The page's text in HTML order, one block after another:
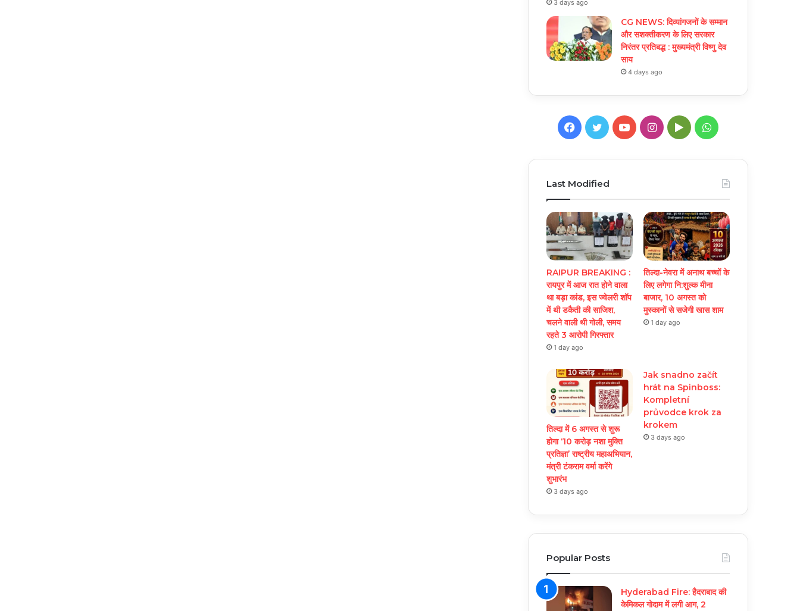
3 days ago
CG NEWS: दिव्यांगजनों के सम्मान
और सशक्तीकरण के लिए सरकार
निरंतर प्रतिबद्ध : मुख्यमंत्री विष्णु देव
साय
4 days ago
Facebook
TwitterYouTubeInstagram
GoogleWhatsApp
Last Modified
RAIPUR BREAKING :
रायपुर में आज रात होने वाला
था बड़ा कांड, इस ज्वेलरी शॉप
में थी डकैती की साजिश,
चलने वाली थी गोली, समय
रहते 3 आरोपी गिरफ्तार
1 day ago
तिल्दा-नेवरा में अनाथ बच्चों के
लिए लगेगा नि:शुल्क मीना
बाजार, 10 अगस्त को
मुस्कानों से सजेगी खास शाम
1 day ago
तिल्दा में 6 अगस्त से शुरू
होगा ‘10 करोड़ नशा मुक्ति
प्रतिज्ञा’ राष्ट्रीय महाअभियान,
मंत्री टंकराम वर्मा करेंगे
शुभारंभ
3 days ago
Jak snadno začít
hrát na Spinboss:
Kompletní
průvodce krok za
krokem
3 days ago
Popular Posts
Hyderabad Fire: हैदराबाद की
केमिकल गोदाम में लगी आग, 2